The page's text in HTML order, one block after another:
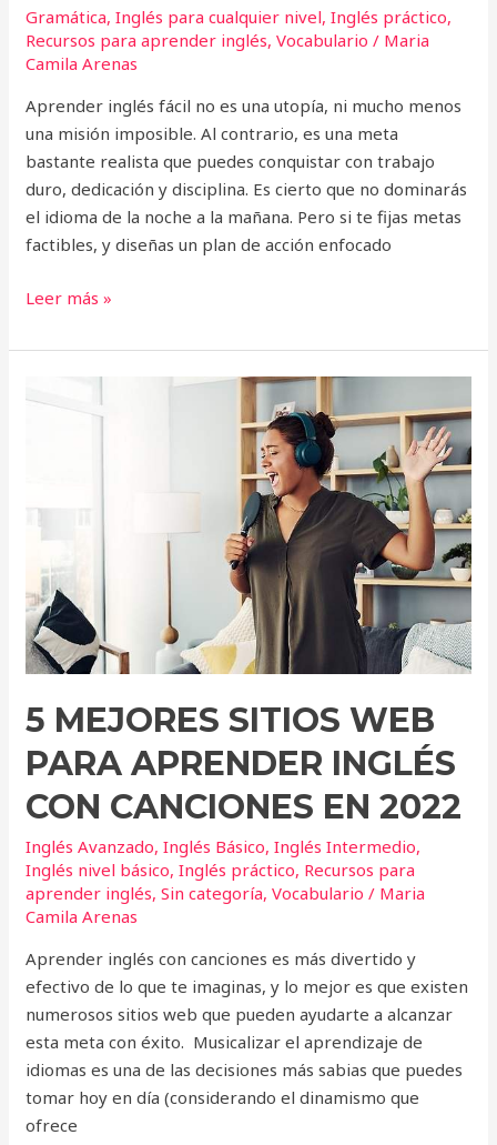
Gramática,Inglés para cualquier nivel,Inglés práctico,
Recursos para aprender inglés,Vocabulario / Maria
Camila Arenas
Aprender inglés fácil no es una utopía, ni mucho menos
una misión imposible. Al contrario, es una meta
bastante realista que puedes conquistar con trabajo
duro, dedicación y disciplina. Es cierto que no dominarás
el idioma de la noche a la mañana. Pero si te fijas metas
factibles, y diseñas un plan de acción enfocado
Leer más »
5 MEJORES SITIOS WEB
PARA APRENDER INGLÉS
CON CANCIONES EN 2022
Inglés Avanzado,Inglés Básico,Inglés Intermedio,
Inglés nivel básico,Inglés práctico, Recursos para
aprender inglés,Sin categoría,Vocabulario / Maria
Camila Arenas
Aprender inglés con canciones es más divertido y
efectivo de lo que te imaginas, y lo mejor es que existen
numerosos sitios web que pueden ayudarte a alcanzar
esta meta con éxito. Musicalizar el aprendizaje de
idiomas es una de las decisiones más sabias que puedes
tomar hoy en día (considerando el dinamismo que
ofrece
aprender
con
canciones
en
2022